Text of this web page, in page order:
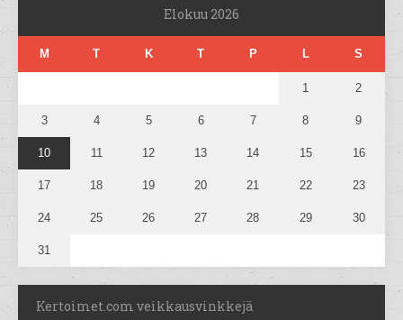
Elokuu 2026
M T K T P L S
1 2
3 4 5 6 7 8 9
10 11 12 13 14 15 16
17 18 19 20 21 22 23
24 25 26 27 28 29 30
31
Kertoimet.com veikkausvinkkejä